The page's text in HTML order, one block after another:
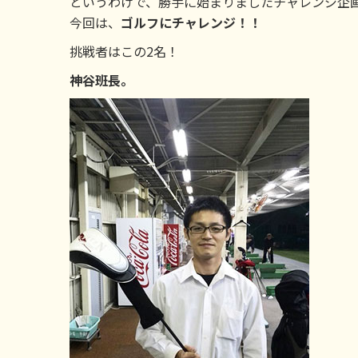
今回は、 ゴルフにチャレンジ！！
挑戦者はこの2名！
神谷班長。